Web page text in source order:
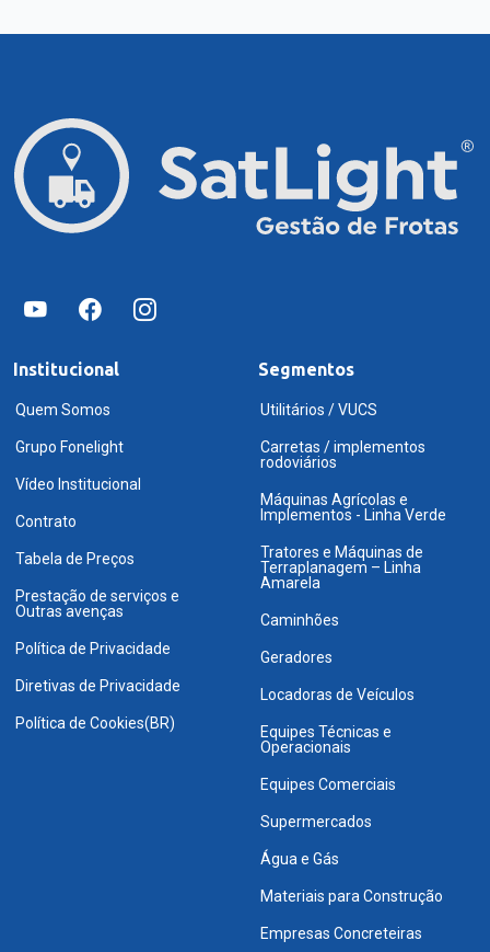
Institucional
Quem Somos
Grupo Fonelight
Vídeo Institucional
Contrato
Tabela de Preços
Prestação de serviços e
Outras avenças
Política de Privacidade
Diretivas de Privacidade
Política de Cookies(BR)
Segmentos
Utilitários / VUCS
Carretas / implementos
rodoviários
Máquinas Agrícolas e
Implementos - Linha Verde
Tratores e Máquinas de
Terraplanagem – Linha
Amarela
Caminhões
Geradores
Locadoras de Veículos
Equipes Técnicas e
Operacionais
Equipes Comerciais
Supermercados
Água e Gás
Materiais para Construção
Empresas Concreteiras